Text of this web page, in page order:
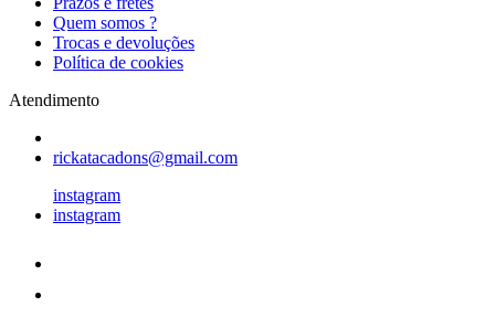
Quem somos ?
Trocas e devoluções
Política de cookies
Atendimento
rickatacadons@gmail.com
instagram
instagram